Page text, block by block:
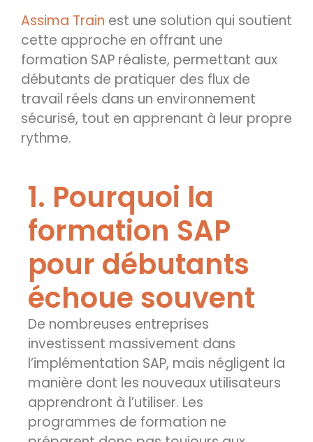
Assima Train est une solution qui soutient
cette approche en offrant une
formation SAP réaliste, permettant aux
débutants de pratiquer des flux de
travail réels dans un environnement
sécurisé, tout en apprenant à leur propre
rythme.
1. Pourquoi la
formation SAP
pour débutants
échoue souvent
De nombreuses entreprises
investissent massivement dans
l’implémentation SAP, mais négligent la
manière dont les nouveaux utilisateurs
apprendront à l’utiliser. Les
programmes de formation ne